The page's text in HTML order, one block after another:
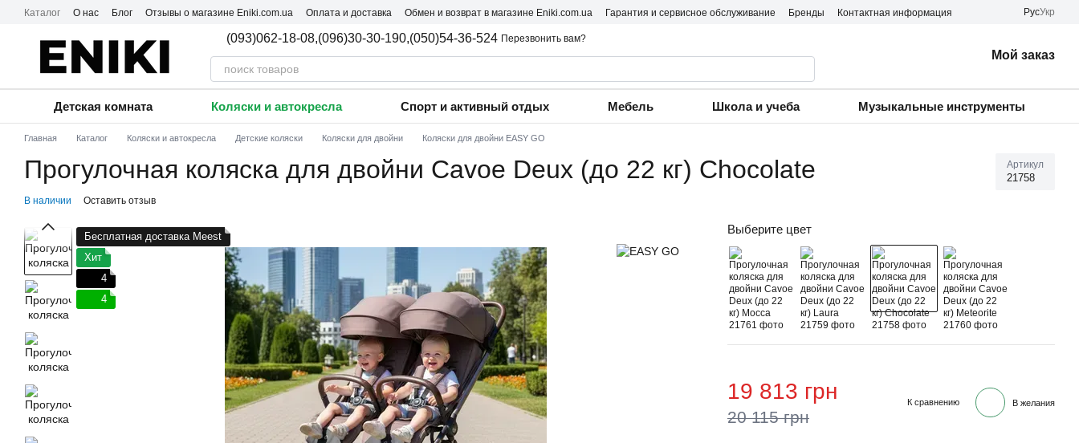
Перейти к основному контенту
Каталог О нас Блог Отзывы о магазине Eniki.com.ua Оплата и доставка Обмен и возврат в магазине Eniki.com.ua Гарантия и сервисное обслуживание Бренды
Контактная информация
РусУкр
(093)062-18-08,(096)30-30-190,(050)54-36-524 Перезвонить вам?
Мой заказ
Детская комната Коляски и автокресла Спорт и активный отдых Мебель Школа и учеба Музыкальные инструменты
Главная Каталог Коляски и автокресла Детские коляски Коляски для двойни Коляски для двойни EASY GO
Прогулочная коляска для двойни Cavoe Deux (до 22 кг) Chocolate Артикул
21758
В наличии Оставить отзыв
Бесплатная доставка Meest
Хит
4
4
Выберите цвет
19 813 грн
20 115 грн
К сравнению В желания